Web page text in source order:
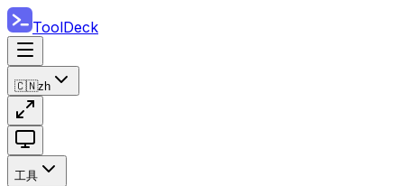
ToolDeck
🇨🇳zh
工具